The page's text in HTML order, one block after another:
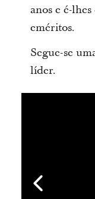
anos e é-
eméritos.
Segue-se
líder.